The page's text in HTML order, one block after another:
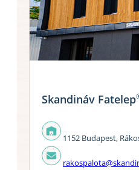
Skandináv Fatelep
1152 Budapest,